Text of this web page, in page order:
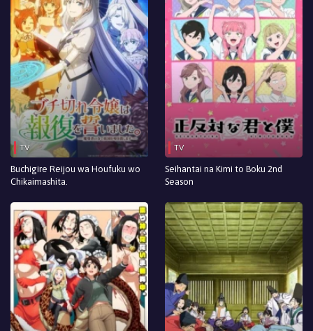
TV
Buchigire Reijou wa Houfuku wo
Chikaimashita.
TV
Seihantai na Kimi to Boku 2nd
Season